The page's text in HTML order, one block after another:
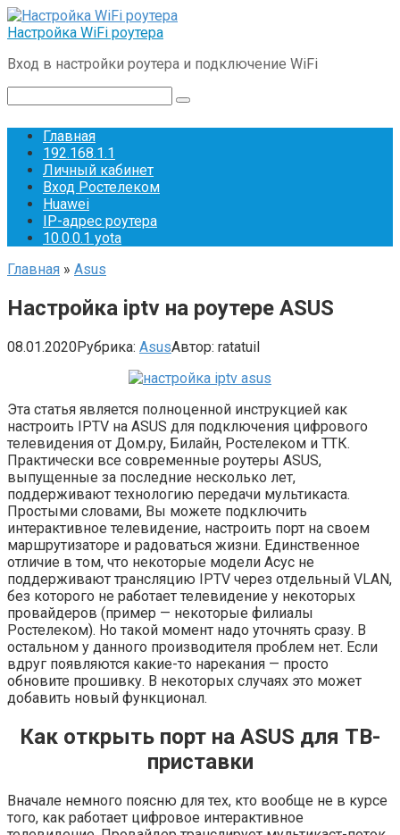
Перейти
к
Настройка WiFi роутера
Вход в настройки роутера и подключение WiFi
Главная
192.168.1.1
Личный кабинет
Вход Ростелеком
Huawei
IP-адрес роутера
10.0.0.1 yota
Главная » Asus
Настройка iptv на роутере ASUS
08.01.2020Рубрика: AsusАвтор: ratatuil
Эта статья является полноценной инструкцией как
настроить IPTV на ASUS для подключения цифрового
телевидения от Дом.ру, Билайн, Ростелеком и ТТК.
Практически все современные роутеры ASUS,
выпущенные за последние несколько лет,
поддерживают технологию передачи мультикаста.
Простыми словами, Вы можете подключить
интерактивное телевидение, настроить порт на своем
маршрутизаторе и радоваться жизни. Единственное
отличие в том, что некоторые модели Асус не
поддерживают трансляцию IPTV через отдельный VLAN,
без которого не работает телевидение у некоторых
провайдеров (пример — некоторые филиалы
Ростелеком). Но такой момент надо уточнять сразу. В
остальном у данного производителя проблем нет. Если
вдруг появляются какие-то нарекания — просто
обновите прошивку. В некоторых случаях это может
добавить новый функционал.
Как открыть порт на ASUS для ТВ-
приставки
Вначале немного поясню для тех, кто вообще не в курсе
того, как работает цифровое интерактивное